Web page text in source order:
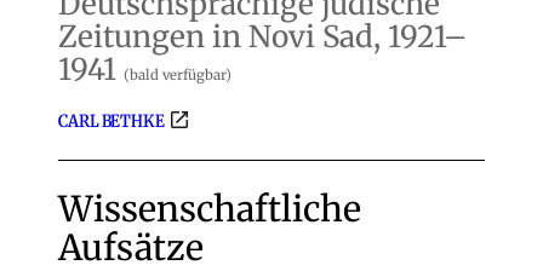
Zeitungen in Novi Sad, 1921–
1941 (bald verfügbar)
CARL BETHKE
Wissenschaftliche
Aufsätze